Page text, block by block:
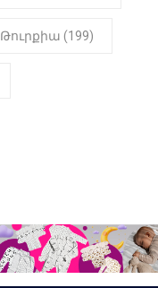
Թուրքիա (199)